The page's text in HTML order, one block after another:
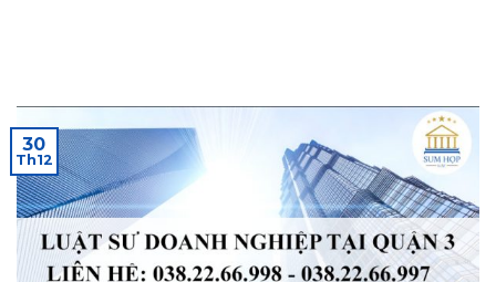
30
Th12